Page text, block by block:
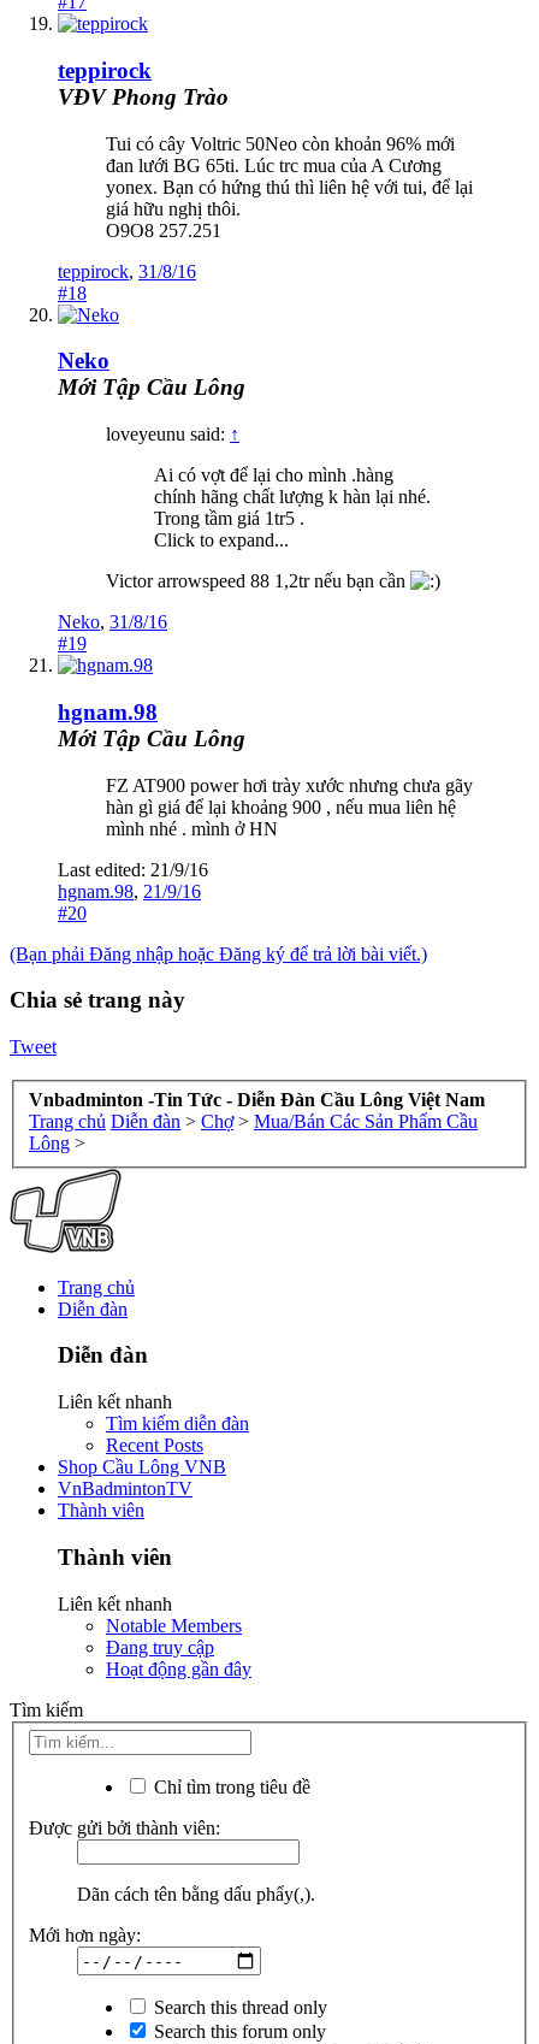
teppirock
VĐV Phong Trào
Tui có cây Voltric 50Neo còn khoản 96% mới
đan lưới BG 65ti. Lúc trc mua của A Cương
yonex. Bạn có hứng thú thì liên hệ với tui, để lại
giá hữu nghị thôi.
O9O8 257.251
teppirock, 31/8/16
#18
Neko
Mới Tập Cầu Lông
loveyeunu said: ↑
Ai có vợt để lại cho mình .hàng
chính hãng chất lượng k hàn lại nhé.
Trong tầm giá 1tr5 .
Click to expand...
Victor arrowspeed 88 1,2tr nếu bạn cần
Neko, 31/8/16
#19
hgnam.98
Mới Tập Cầu Lông
FZ AT900 power hơi trày xước nhưng chưa gãy
hàn gì giá để lại khoảng 900 , nếu mua liên hệ
mình nhé . mình ở HN
Last edited: 21/9/16
hgnam.98, 21/9/16
#20
(Bạn phải Đăng nhập hoặc Đăng ký để trả lời bài viết.)
Chia sẻ trang này
Tweet
Vnbadminton -Tin Tức - Diễn Đàn Cầu Lông Việt Nam
Trang chủ Diễn đàn > Chợ > Mua/Bán Các Sản Phẩm Cầu
Lông >
Trang chủ
Diễn đàn
Diễn đàn
Liên kết nhanh
Tìm kiếm diễn đàn
Recent Posts
Shop Cầu Lông VNB
VnBadmintonTV
Thành viên
Thành viên
Liên kết nhanh
Notable Members
Đang truy cập
Hoạt động gần đây
Tìm kiếm
Chỉ tìm trong tiêu đề
Được gửi bởi thành viên:
Dãn cách tên bằng dấu phẩy(,).
Mới hơn ngày:
Search this thread only
Search this forum only